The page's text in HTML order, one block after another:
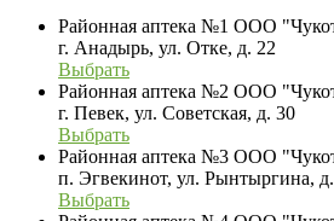
Районная аптека №1 ООО
г. Анадырь, ул. Отке, д. 22
Выбрать
Районная аптека №2 ООО
г. Певек, ул. Советская, д. 30
Выбрать
Районная аптека №3 ООО
п. Эгвекинот, ул. Рынтыргина, д.
Выбрать